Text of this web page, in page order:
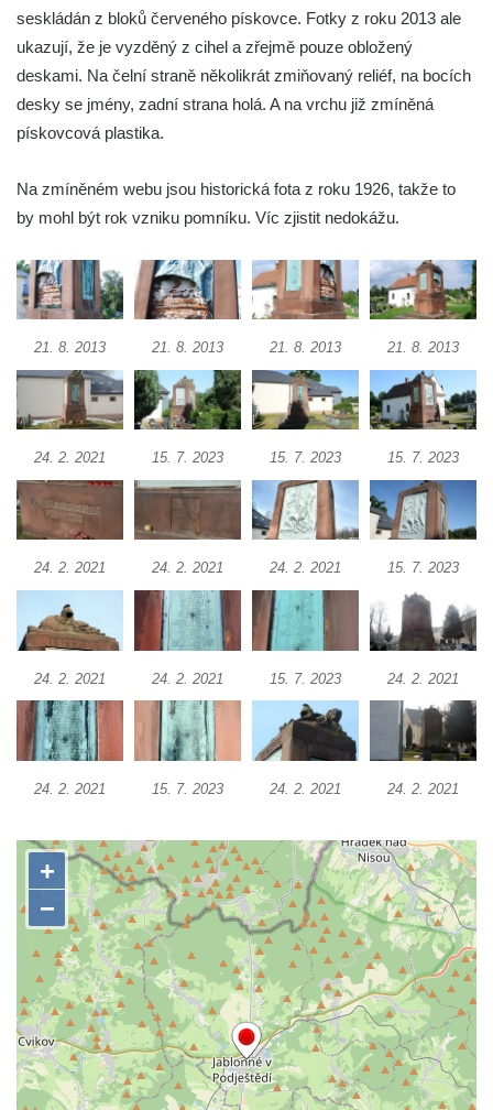
Hrob Aloise Podrábského na hřbitově v
Račicích
Pamětní deska Miroslava Švice na domě
čp. 43 v Lužci nad Vltavou
Pomník obětem 2. světové války v ulici 1.
Pomník obětem válek v ulici 1. máje v Lužci
nad Vltavou
Hrob Vladislava Neumana v Hostíně u
Vojkovic
Hostíně u Vojkovic
Kenotaf Václava Floriána na hřbitově v
Lužci nad Vltavou
Kenotaf Miloslava Švice na hřbitově v Lužci
nad Vltavou
Hrob Václava Kufnera na hřbitově v Lužci
v Lužci nad Vltavou
Pomník Ladislava Sedláčka a Karla Pelce u
silnice severně od Lužce nad Vltavou
Kenotaf Alfeda Harnische na hřbitově v
Hrobčicích
Račicích
Hrob Jiřího Dovhomilji na hřbitově v
Račicích
Hrob Antonína Medáčka na hřbitově v
Račicích
Hrob Josefa Moravce a Miroslava Moravce
na hřbitově v Dobříni
Pomník obětem válek na hřbitově v Dobříni
seskládán z bloků červeného pískovce. Fotky z roku 2013 ale
ukazují, že je vyzděný z cihel a zřejmě pouze obložený
deskami. Na čelní straně několikrát zmiňovaný reliéf, na bocích
desky se jmény, zadní strana holá. A na vrchu již zmíněná
pískovcová plastika.
Na zmíněném webu jsou historická fota z roku 1926, takže to
by mohl být rok vzniku pomníku. Víc zjistit nedokážu.
21. 8. 2013 21. 8. 2013 21. 8. 2013 21. 8. 2013
24. 2. 2021 15. 7. 2023 15. 7. 2023 15. 7. 2023
24. 2. 2021 24. 2. 2021 24. 2. 2021 15. 7. 2023
24. 2. 2021 24. 2. 2021 15. 7. 2023 24. 2. 2021
24. 2. 2021 15. 7. 2023 24. 2. 2021 24. 2. 2021